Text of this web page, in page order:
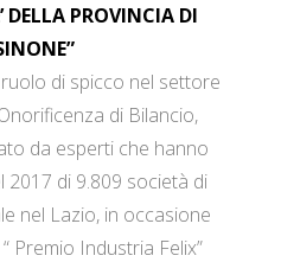
DELLA PROVINCIA DI
di spicco nel settore
di Bilancio,
da esperti che hanno
2017 di 9.809 società di
nel Lazio, in occasione
Premio Industria Felix”